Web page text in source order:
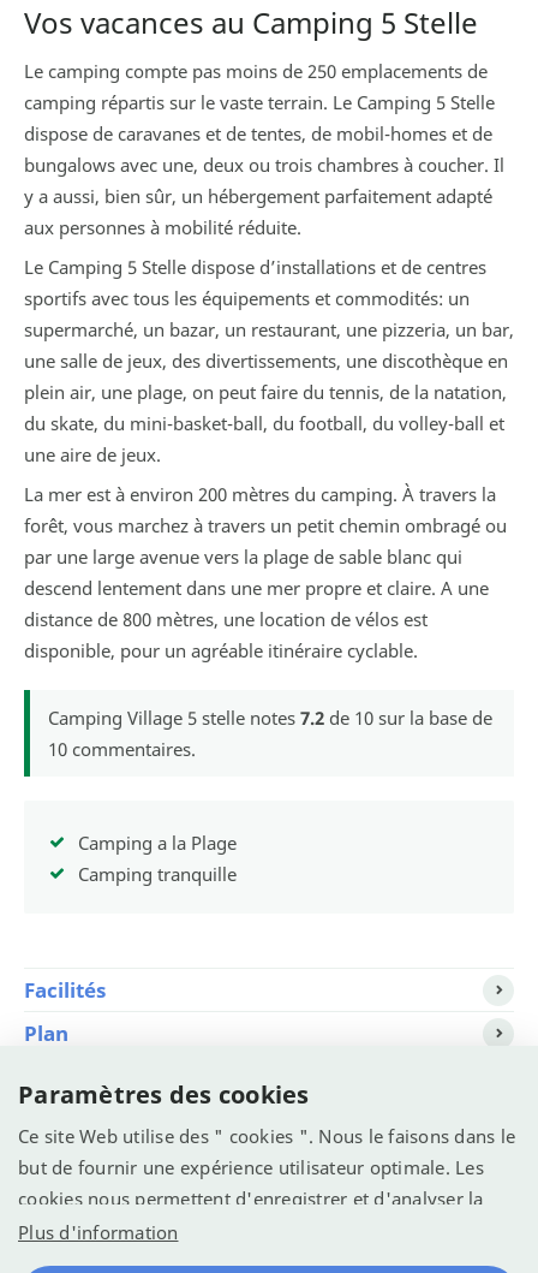
Vos vacances au Camping 5 Stelle
Le camping compte pas moins de 250 emplacements de
camping répartis sur le vaste terrain. Le Camping 5 Stelle
dispose de caravanes et de tentes, de mobil-homes et de
bungalows avec une, deux ou trois chambres à coucher. Il
y a aussi, bien sûr, un hébergement parfaitement adapté
aux personnes à mobilité réduite.
Le Camping 5 Stelle dispose d’installations et de centres
sportifs avec tous les équipements et commodités: un
supermarché, un bazar, un restaurant, une pizzeria, un bar,
une salle de jeux, des divertissements, une discothèque en
plein air, une plage, on peut faire du tennis, de la natation,
du skate, du mini-basket-ball, du football, du volley-ball et
une aire de jeux.
La mer est à environ 200 mètres du camping. À travers la
forêt, vous marchez à travers un petit chemin ombragé ou
par une large avenue vers la plage de sable blanc qui
descend lentement dans une mer propre et claire. A une
distance de 800 mètres, une location de vélos est
disponible, pour un agréable itinéraire cyclable.
Camping Village 5 stelle notes 7.2 de 10 sur la base de
10 commentaires.
Camping a la Plage
Camping tranquille
Facilités
Plan
© Recreatie Media 2026
Paramètres des cookies
Ce site Web utilise des " cookies ". Nous le faisons dans le
but de fournir une expérience utilisateur optimale. Les
cookies nous permettent d'enregistrer et d'analyser la
manière dont le site Web est utilisé (voir la déclaration de
confidentialité). Nous voulons l'utiliser pour optimiser le
Plus d'information